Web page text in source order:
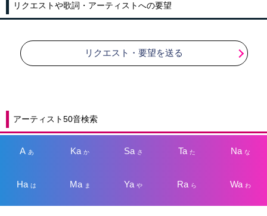
リクエストや歌詞・アーティストへの要望
リクエスト・要望を送る
アーティスト50音検索
A あ Kaか Sa さ Taた Na な
Haは Ma ま Yaや Ra ら Wa わ